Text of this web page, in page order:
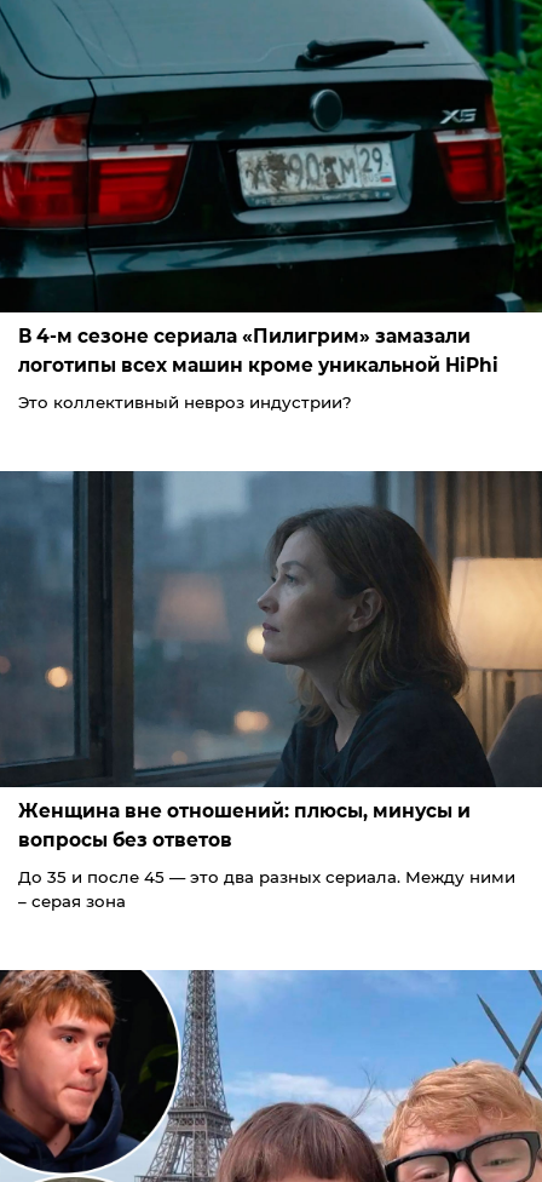
В 4-м сезоне сериала «Пилигрим» замазали
логотипы всех машин кроме уникальной HiPhi
Это коллективный невроз индустрии?
Женщина вне отношений: плюсы, минусы и
вопросы без ответов
До 35 и после 45 — это два разных сериала. Между ними
– серая зона